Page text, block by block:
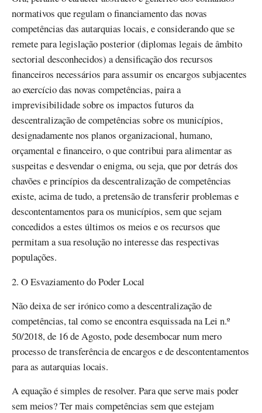
normativos que regulam o financiamento das novas
competências das autarquias locais, e considerando que se
remete para legislação posterior (diplomas legais de âmbito
sectorial desconhecidos) a densificação dos recursos
financeiros necessários para assumir os encargos subjacentes
ao exercício das novas competências, paira a
imprevisibilidade sobre os impactos futuros da
descentralização de competências sobre os municípios,
designadamente nos planos organizacional, humano,
orçamental e financeiro, o que contribui para alimentar as
suspeitas e desvendar o enigma, ou seja, que por detrás dos
chavões e princípios da descentralização de competências
existe, acima de tudo, a pretensão de transferir problemas e
descontentamentos para os municípios, sem que sejam
concedidos a estes últimos os meios e os recursos que
permitam a sua resolução no interesse das respectivas
populações.
2. O Esvaziamento do Poder Local
Não deixa de ser irónico como a descentralização de
competências, tal como se encontra esquissada na Lei n.º
50/2018, de 16 de Agosto, pode desembocar num mero
processo de transferência de encargos e de descontentamentos
para as autarquias locais.
A equação é simples de resolver. Para que serve mais poder
sem meios? Ter mais competências sem que estejam